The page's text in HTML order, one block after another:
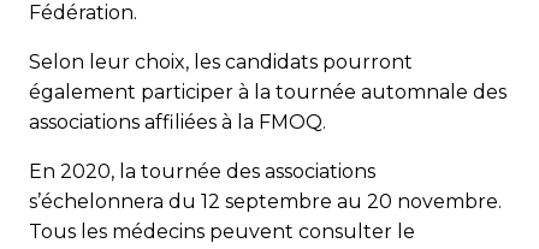
Fédération.
Selon leur choix, les candidats pourront
également participer à la tournée automnale des
associations affiliées à la FMOQ.
En 2020, la tournée des associations
s’échelonnera du 12 sep­­tembre au 20 novembre.
Tous les médecins peuvent consulter le